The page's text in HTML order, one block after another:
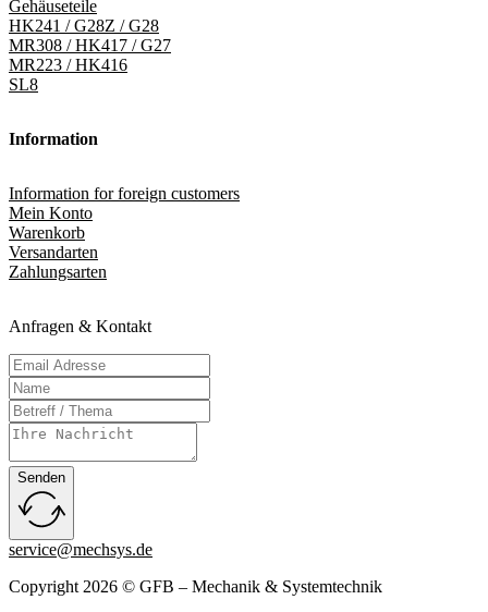
Gehäuseteile
HK241 / G28Z / G28
MR308 / HK417 / G27
MR223 / HK416
SL8
Information
Information for foreign customers
Mein Konto
Warenkorb
Versandarten
Zahlungsarten
Anfragen & Kontakt
Senden
service@mechsys.de
Copyright 2026 © GFB – Mechanik & Systemtechnik